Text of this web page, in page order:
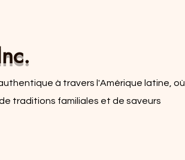
à travers l'Amérique latine, où
traditions familiales et de saveurs